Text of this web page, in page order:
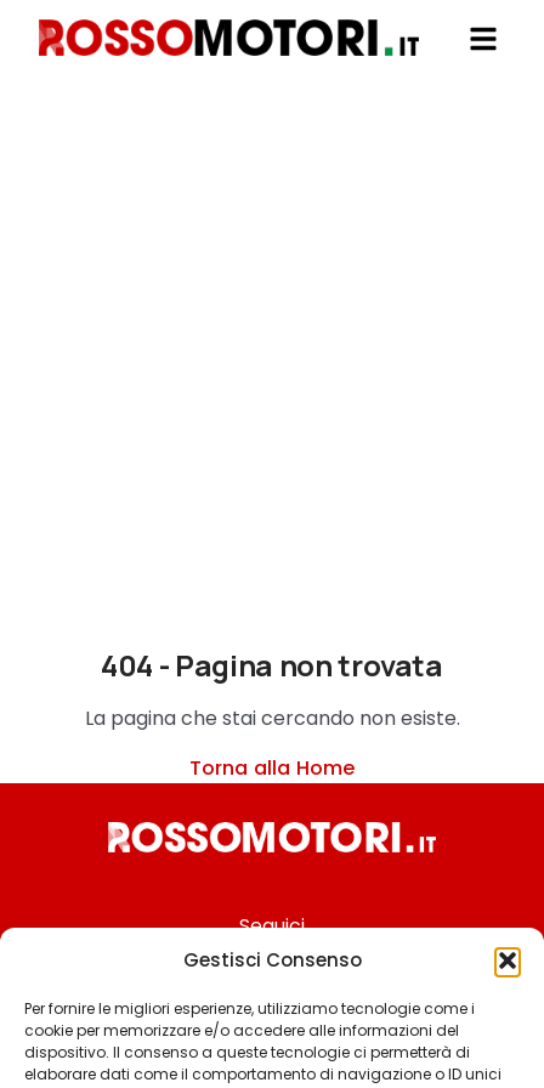
Gestisci Consenso
Per fornire le migliori esperienze, utilizziamo tecnologie come i
cookie per memorizzare e/o accedere alle informazioni del
dispositivo. Il consenso a queste tecnologie ci permetterà di
elaborare dati come il comportamento di navigazione o ID unici
404 - Pagina non trovata
La pagina che stai cercando non esiste.
Torna alla Home
Seguici
Chi siamo